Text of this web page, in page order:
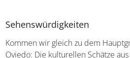
Sehenswürdigkeiten
Kommen wir gleich zu dem
Oviedo: Die kulturellen Schätze